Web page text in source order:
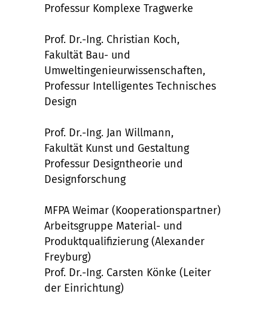
Professur Komplexe Tragwerke
Prof. Dr.-Ing. Christian Koch,
Fakultät Bau- und
Umweltingenieurwissenschaften,
Professur Intelligentes Technisches
Design
Prof. Dr.-Ing. Jan Willmann,
Fakultät Kunst und Gestaltung
Professur Designtheorie und
Designforschung
MFPA Weimar (Kooperationspartner)
Arbeitsgruppe Material- und
Produktqualifizierung (Alexander
Freyburg)
Prof. Dr.-Ing. Carsten Könke (Leiter
der Einrichtung)